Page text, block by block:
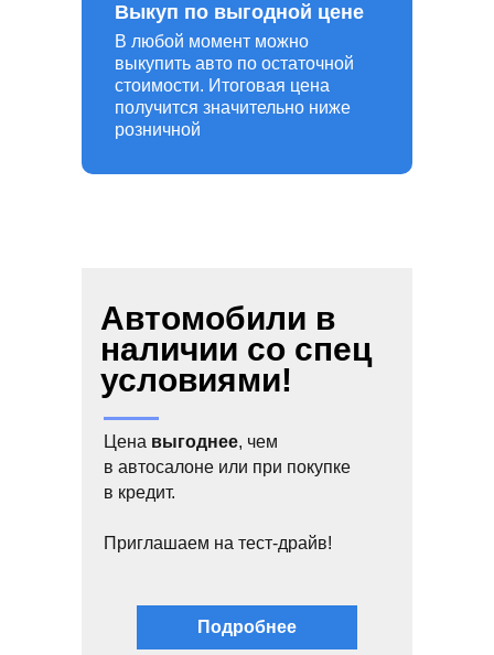
В любой момент можно
выкупить авто по остаточной
стоимости. Итоговая цена
получится значительно ниже
розничной
Выкуп по выгодной цене
Автомобили в
наличии со спец
условиями!
Цена выгоднее, чем
в автосалоне или при покупке
в кредит.
Приглашаем на тест-драйв!
Подробнее